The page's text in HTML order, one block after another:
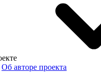
Об авторе проекта